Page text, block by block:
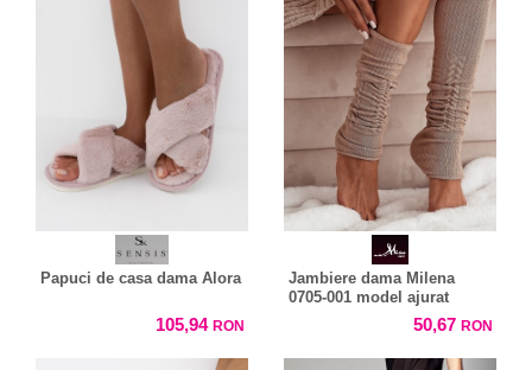
Papuci de casa dama Alora
105,94 RON
Jambiere dama Milena
0705-001 model ajurat
50,67 RON